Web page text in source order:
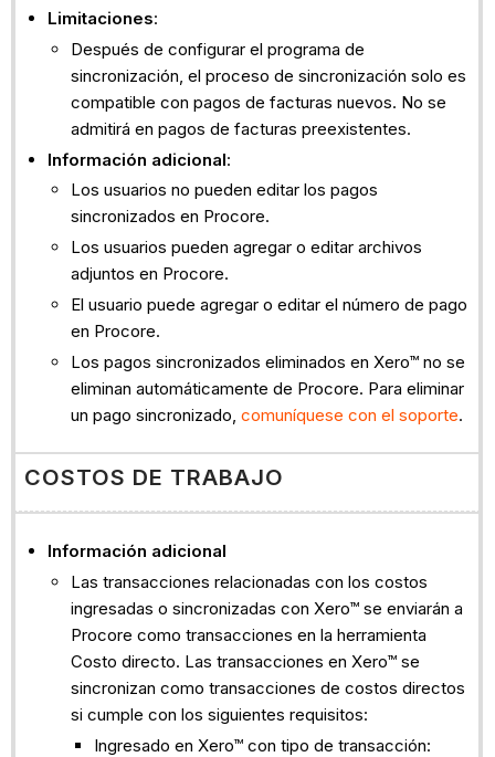
Limitaciones:
Después de configurar el programa de
sincronización, el proceso de sincronización solo es
compatible con pagos de facturas nuevos. No se
admitirá en pagos de facturas preexistentes.
Información adicional:
Los usuarios no pueden editar los pagos
sincronizados en Procore.
Los usuarios pueden agregar o editar archivos
adjuntos en Procore.
El usuario puede agregar o editar el número de pago
en Procore.
Los pagos sincronizados eliminados en Xero™ no se
eliminan automáticamente de Procore. Para eliminar
un pago sincronizado, comuníquese con el soporte.
COSTOS DE TRABAJO
Información adicional
Las transacciones relacionadas con los costos
ingresadas o sincronizadas con Xero™ se enviarán a
Procore como transacciones en la herramienta
Costo directo. Las transacciones en Xero™ se
sincronizan como transacciones de costos directos
si cumple con los siguientes requisitos:
Ingresado en Xero™ con tipo de transacción: